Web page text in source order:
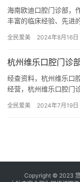
海南欧迪口腔门诊部，
丰富的临床经验、先进
种植、…
全民爱美 2024年8月16日
杭州维乐口腔门诊
经查资料，杭州维乐口
经营，杭州维乐口腔门
全民爱美 2024年7月19日
Copyright © 2023